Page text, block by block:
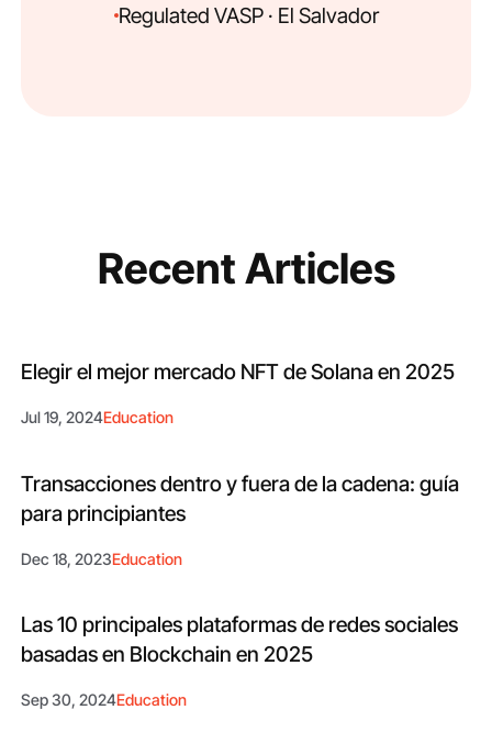
Regulated VASP · El Salvador
Recent Articles
Elegir el mejor mercado NFT de Solana en 2025
Jul 19, 2024Education
Transacciones dentro y fuera de la cadena: guía
para principiantes
Dec 18, 2023Education
Las 10 principales plataformas de redes sociales
basadas en Blockchain en 2025
Sep 30, 2024Education